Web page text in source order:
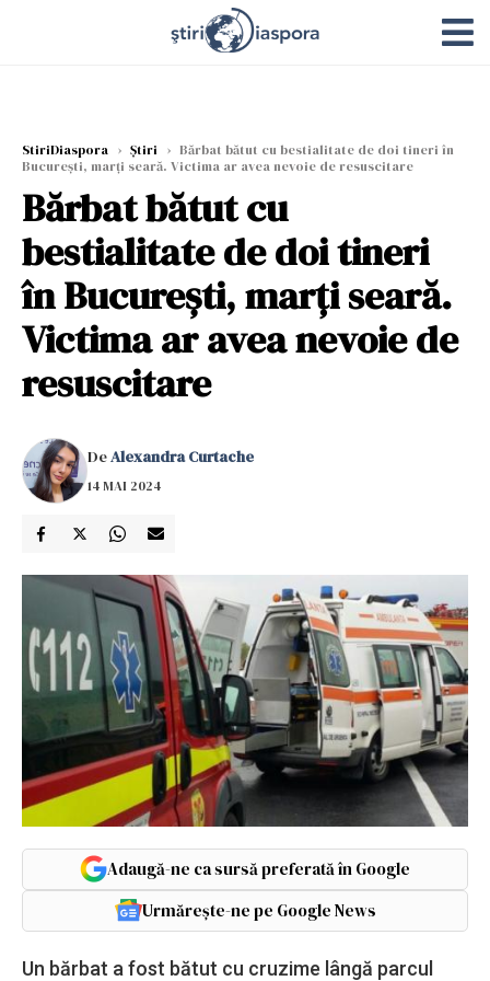
StiriDiaspora › Știri › Bărbat bătut cu bestialitate de doi tineri în
București, marți seară. Victima ar avea nevoie de resuscitare
Bărbat bătut cu
bestialitate de doi tineri
în București, marți seară.
Victima ar avea nevoie de
resuscitare
DeAlexandra Curtache
14 MAI 2024
Adaugă-ne ca sursă preferată în Google
Urmărește-ne pe Google News
Un bărbat a fost bătut cu cruzime lângă parcul